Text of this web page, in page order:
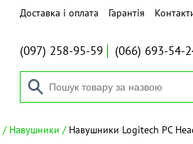
Доставка і оплата Гарантія
(097) 258-95-59 (066) 693-54-
Навушники Навушники Logitech PC